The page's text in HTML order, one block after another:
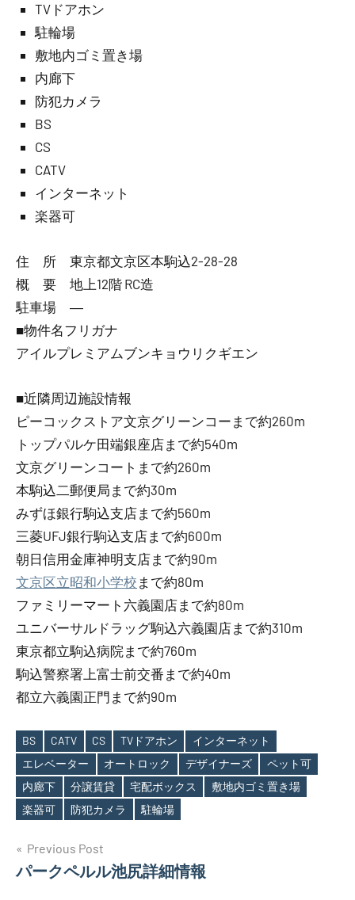
TVドアホン
駐輪場
敷地内ゴミ置き場
内廊下
防犯カメラ
BS
CS
CATV
インターネット
楽器可
住 所 東京都文京区本駒込2-28-28
概 要 地上12階 RC造
駐車場 ―
■物件名フリガナ
アイルプレミアムブンキョウリクギエン
■近隣周辺施設情報
ピーコックストア文京グリーンコーまで約260m
トップパルケ田端銀座店まで約540m
文京グリーンコートまで約260m
本駒込二郵便局まで約30m
みずほ銀行駒込支店まで約560m
三菱UFJ銀行駒込支店まで約600m
朝日信用金庫神明支店まで約90m
文京区立昭和小学校 まで約80m
ファミリーマート六義園店まで約80m
ユニバーサルドラッグ駒込六義園店まで約310m
東京都立駒込病院まで約760m
駒込警察署上富士前交番まで約40m
都立六義園正門まで約90m
Tags
BS CATV CS TVドアホン
インターネット
エレベーター
オートロック デザイナーズ
ペット可
内廊下
分譲賃貸 宅配ボックス
敷地内ゴミ置き場
楽器可
防犯カメラ 駐輪場
投
稿
Previous Post
パークペルル池尻詳細情報